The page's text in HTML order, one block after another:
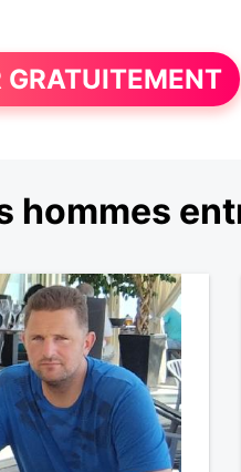
GRATUITEMENT
hommes